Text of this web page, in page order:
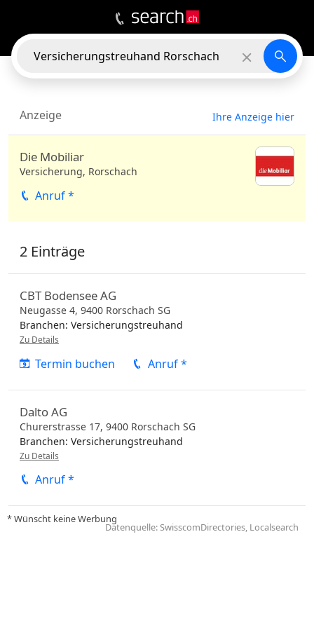
Ihre Anzeige hier
Anzeige
Die Mobiliar
Versicherung, Rorschach
Anruf *
2 Einträge
CBT Bodensee AG
Neugasse 4, 9400 Rorschach SG
Branchen: Versicherungstreuhand
Zu Details
Termin buchen Anruf *
Dalto AG
Churerstrasse 17, 9400 Rorschach SG
Branchen: Versicherungstreuhand
Zu Details
Anruf *
* Wünscht keine Werbung
Datenquelle: SwisscomDirectories, Localsearch